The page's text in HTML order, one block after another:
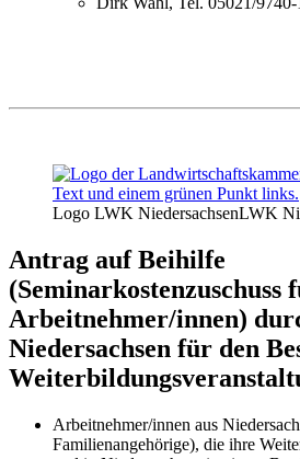
Logo LWK NiedersachsenLWK
Antrag auf Beihilfe
(Seminarkostenzuschuss
Arbeitnehmer/innen)
Niedersachsen für den
Arbeitnehmer/innen aus
Familienangehörige), die ihre